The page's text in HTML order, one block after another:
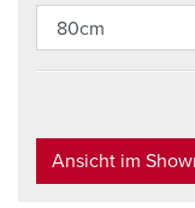
Ansicht im